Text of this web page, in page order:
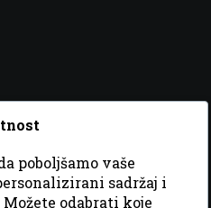
DizajnGordonDM
poboljšamo vaše
sadržaj i
odabrati koje